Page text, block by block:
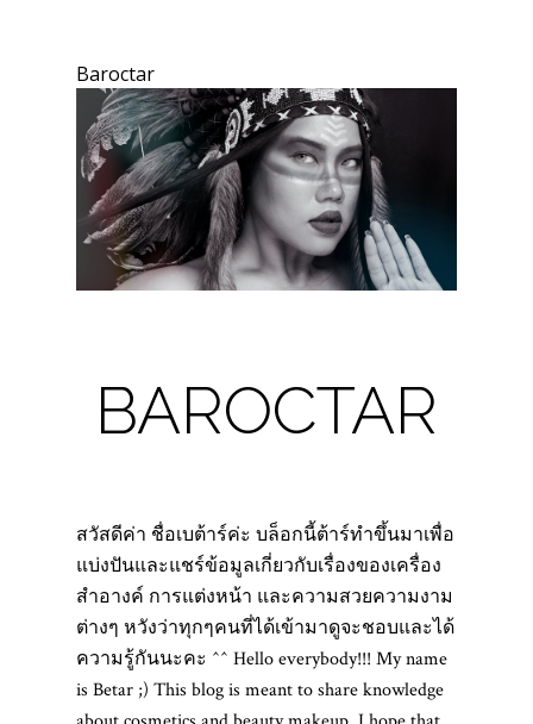
Baroctar
BAROCTAR
สวัสดีค่า ชื่อเบต้าร์ค่ะ บล็อกนี้ต้าร์ทำขึ้นมาเพื่อ
แบ่งปันและแชร์ข้อมูลเกี่ยวกับเรื่องของเครื่อง
สำอางค์ การแต่งหน้า และความสวยความงาม
ต่างๆ หวังว่าทุกๆคนที่ได้เข้ามาดูจะชอบและได้
ความรู้กันนะคะ ^^ Hello everybody!!! My name
is Betar ;) This blog is meant to share knowledge